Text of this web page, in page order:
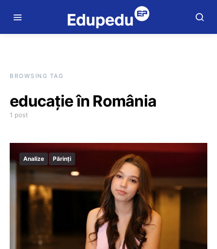
BROWSING TAG
educație în România
1 post
Analize Părinți